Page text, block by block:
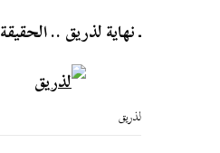
ـ نهاية لذريق ..
لذريق